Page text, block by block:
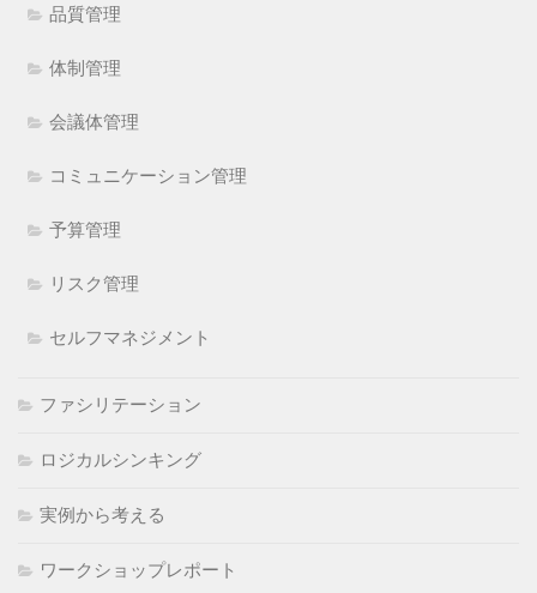
品質管理
体制管理
会議体管理
コミュニケーション管理
予算管理
リスク管理
セルフマネジメント
ファシリテーション
ロジカルシンキング
実例から考える
ワークショップレポート